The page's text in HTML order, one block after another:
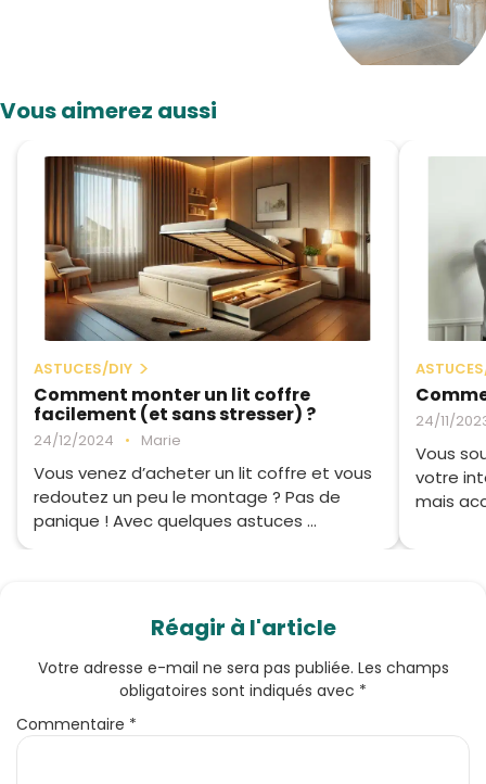
Vous aimerez aussi
ASTUCES/DIY
Comment monter un lit coffre
facilement (et sans stresser) ?
24/12/2024 • Marie
Vous venez d’acheter un lit coffre et vous
redoutez un peu le montage ? Pas de
panique ! Avec quelques astuces ...
24/11/
Vous
votre
mais
Réagir à l'article
Votre adresse e-mail ne sera pas publiée. Les champs
obligatoires sont indiqués avec *
Commentaire *